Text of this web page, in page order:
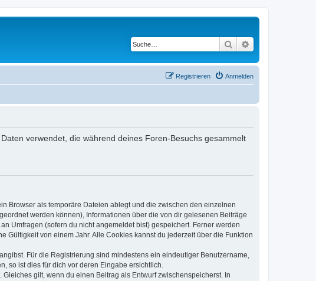
Suche
Anmelden
Registrieren
verwendet, die während deines Foren-Besuchs gesammelt
Browser als temporäre Dateien ablegt und die zwischen den einzelnen
werden können), Informationen über die von dir gelesenen Beiträge
Umfragen (sofern du nicht angemeldet bist) gespeichert. Ferner werden
von einem Jahr. Alle Cookies kannst du jederzeit über die Funktion
Für die Registrierung sind mindestens ein eindeutiger Benutzername,
so ist dies für dich vor deren Eingabe ersichtlich.
gilt, wenn du einen Beitrag als Entwurf zwischenspeicherst. In